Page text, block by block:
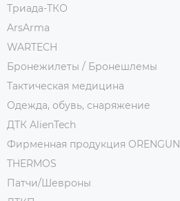
Триада-ТКО
ArsArma
WARTECH
Бронежилеты / Бронешлемы
Тактическая медицина
Одежда, обувь, снаряжение
ДТК AlienTech
Фирменная продукция ORENGUN
THERMOS
Патчи/Шевроны